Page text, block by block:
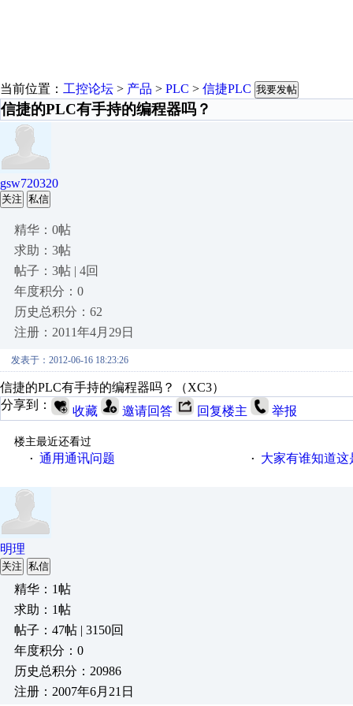
当前位置： 工控论坛 > 产品 > PLC > 信捷PLC 我要发帖
信捷的PLC有手持的编程器吗？
gsw720320
关注 私信
精华：0帖
求助：3帖
帖子：3帖 | 4回
年度积分：0
历史总积分：62
注册：2011年4月29日
发表于：2012-06-16 18:23:26
信捷的PLC有手持的编程器吗？（XC3）
分享到：
收藏 邀请回答 回复楼主 举报
楼主最近还看过
· 通用通讯问题 · 大家有谁知道这
明理
关注 私信
精华：1帖
求助：1帖
帖子：47帖 | 3150回
年度积分：0
历史总积分：20986
注册：2007年6月21日